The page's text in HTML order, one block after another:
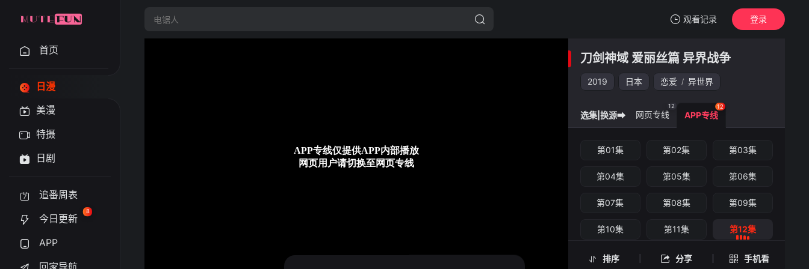
观看记录
我的观影记录
第12集
刀剑神域 爱丽丝篇 异界战争
登录
首页
日漫
美漫
特摄
日剧
追番周表
今日更新
8
APP
回家导航
刀剑神域 爱丽丝篇 异界战争
2019 日本 恋爱 / 异世界
排序 分享 手机看
刀剑神域 爱丽丝篇 异界战争 -第12集
选集|换源➡ 网页专线
12
APP专线
12
第01集 第02集 第03集
第04集 第05集 第06集
第07集 第08集 第09集
第10集 第11集 第12集